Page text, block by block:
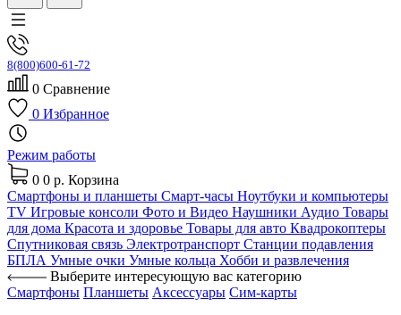
8(800)600-61-72
0 Сравнение
0 Избранное
Режим работы
0 0 р. Корзина
Смартфоны и планшеты Смарт-часы Ноутбуки и компьютеры
TV Игровые консоли Фото и Видео Наушники Аудио Товары
для дома Красота и здоровье Товары для авто Квадрокоптеры
Спутниковая связь Электротранспорт Станции подавления
БПЛА Умные очки Умные кольца Хобби и развлечения
Выберите интересующую вас категорию
Смартфоны Планшеты Аксессуары Сим-карты